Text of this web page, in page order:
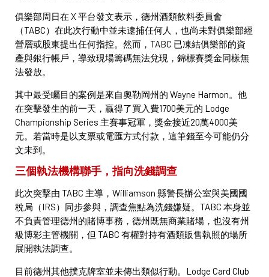
俱樂部周日在 X 平台發文表示，德州酒類飲料委員會
（TABC）在此次行動中並未逮捕任何人，也尚未對俱樂部經
營層或股東提出任何指控。然而，TABC 已凍結俱樂部的資
產與銀行帳戶，導致現場籌碼無法兌現，錦標賽獎金同樣無
法發放。
其中最受矚目的案例是來自奧勒岡州的 Wayne Harmon。他
在突擊發生的前一天，贏得了買入費1700美元的 Lodge
Championship Series 主賽事冠軍，獎金接近20萬4000美
元。若當時是以支票或電匯方式付款，這筆錢至今可能仍分
文未到。
三個執法機構聯手，指向洗錢調查
此次突擊由 TABC 主導，Williamson 縣警長辦公室與美國國
稅局（IRS）同步參與，調查焦點為洗錢嫌疑。TABC 本身並
不負責管理德州的賭博事務，德州既無商業賭場，也沒有州
級博彩主管機關，但 TABC 有權對持有酒類販售執照的場所
展開執法調查。
目前德州其他撲克牌室並未傳出類似行動。Lodge Card Club